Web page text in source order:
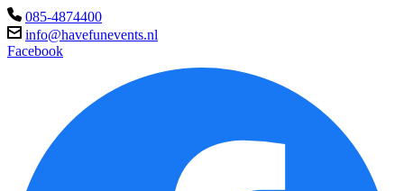
085-4874400
info@havefunevents.nl
Facebook